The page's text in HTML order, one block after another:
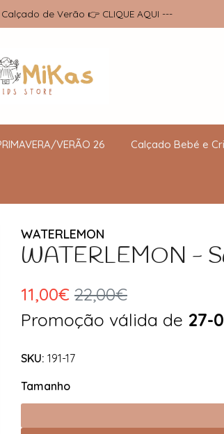
de Verão 👉 CLIQUE AQUI ---
VERÃO 26 Calçado Bebé e
WATERLEMON
WATERLEMON -
11,00€ 22,00€
Promoção válida de 27-
SKU: 191-17
Tamanho